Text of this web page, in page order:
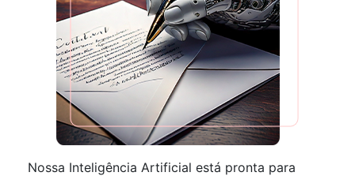
Nossa Inteligência Artificial está pronta para